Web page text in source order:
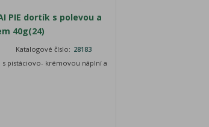
PIE dortík s polevou a
40g(24)
Katalogové číslo: 28183
s pistáciovo- krémovou náplní a